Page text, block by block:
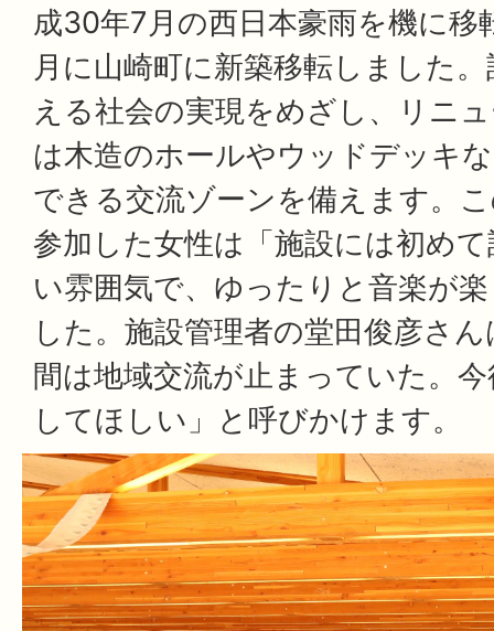
成30年7月の西日本豪雨を機に移
月に山崎町に新築移転しました
える社会の実現をめざし、リニ
は木造のホールやウッドデッキ
できる交流ゾーンを備えます。
参加した女性は「施設には初め
い雰囲気で、ゆったりと音楽が
した。施設管理者の堂田俊彦さ
間は地域交流が止まっていた。
してほしい」と呼びかけます。